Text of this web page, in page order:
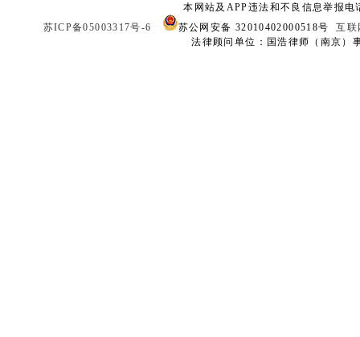
本网站及APP违法和不良信息举报
苏ICP备05003317号-6
苏公网安备 32010402000518号互联
法律顾问单位：国浩律师（南京）